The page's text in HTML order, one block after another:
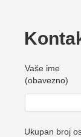
Vaše ime
(obavezno)
Ukupan broj